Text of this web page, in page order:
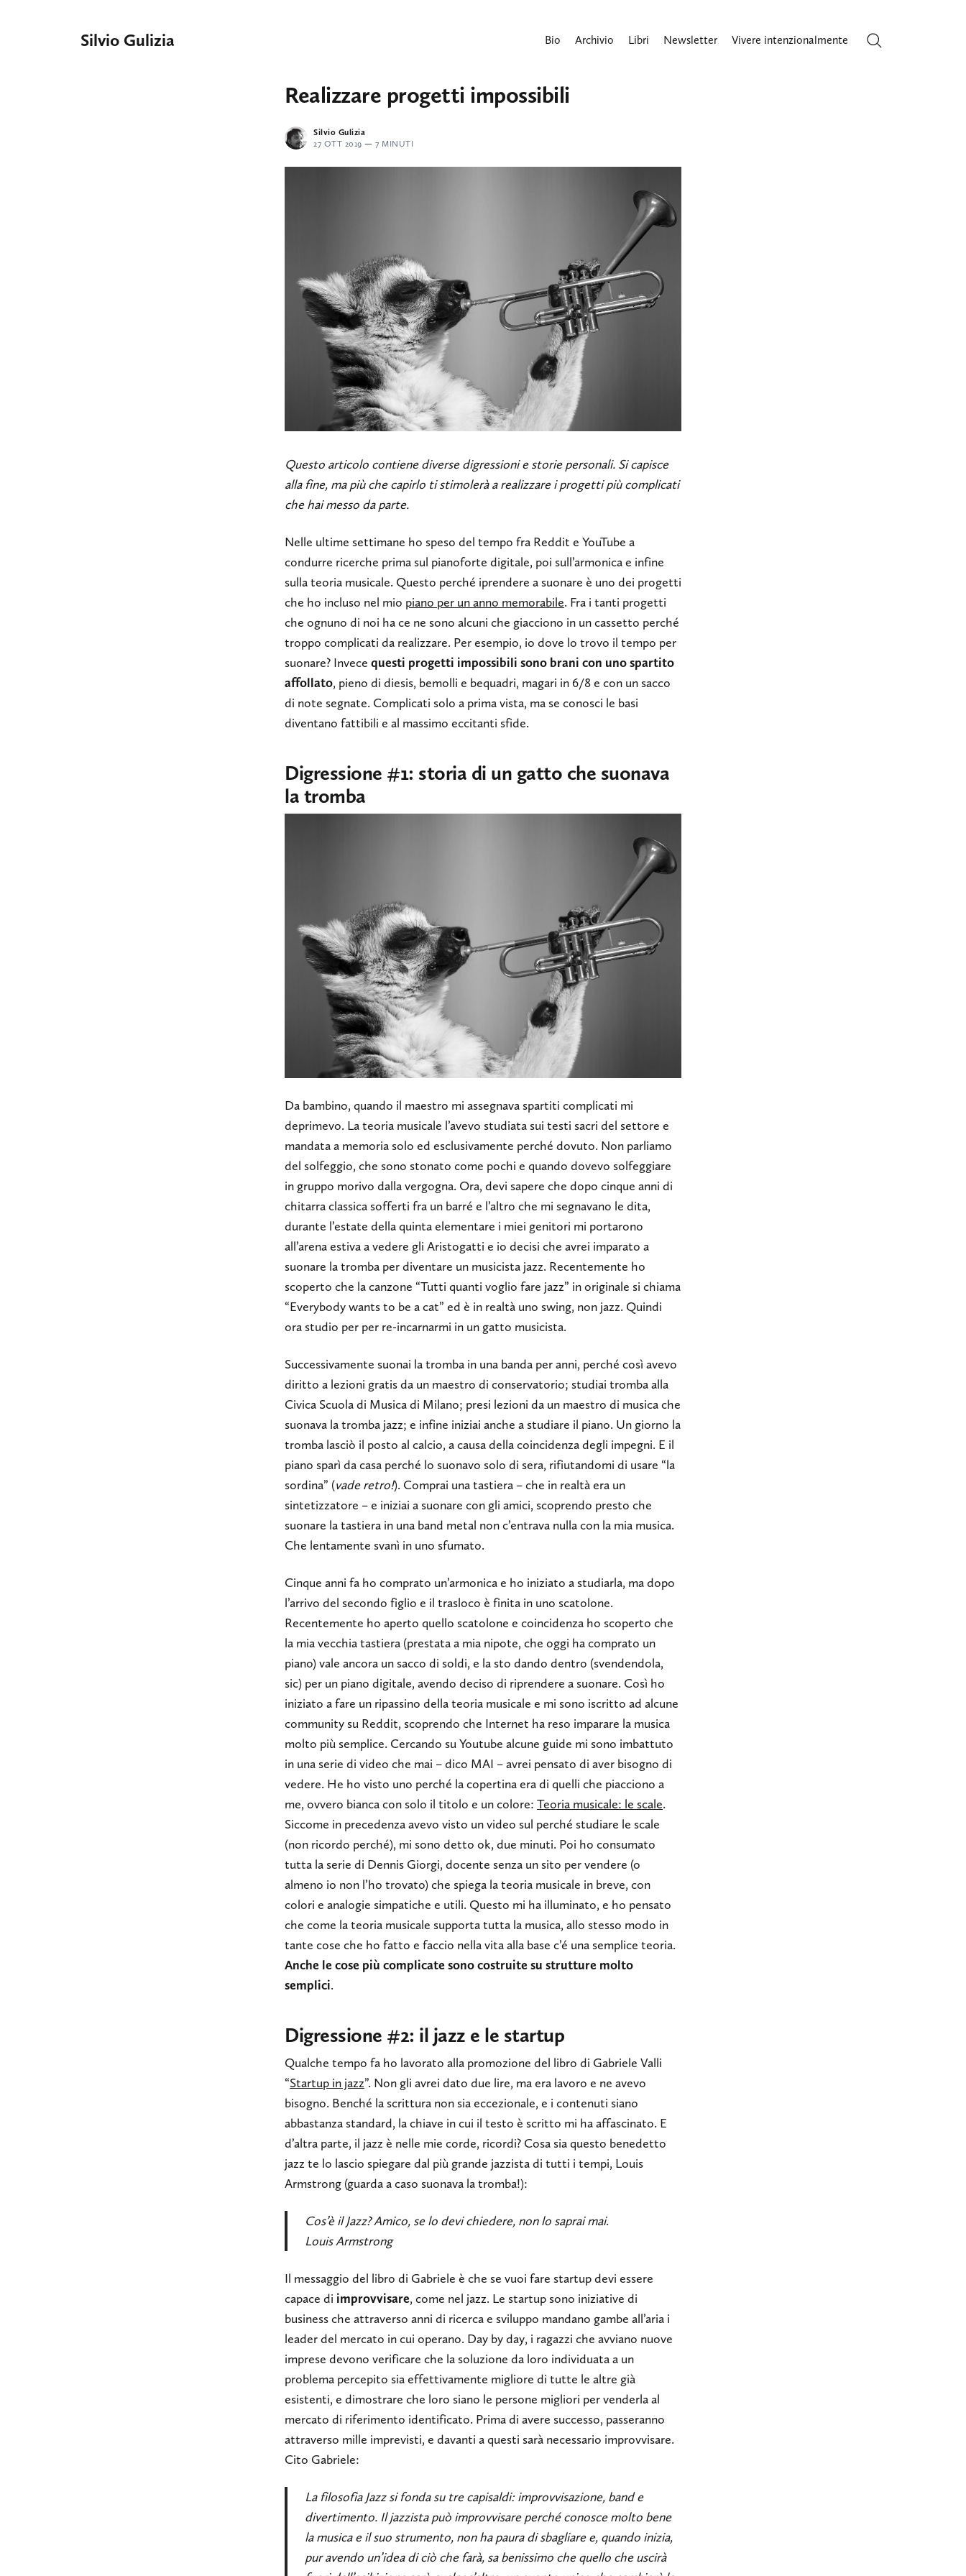
Silvio Gulizia Bio Archivio Libri Newsletter Vivere intenzionalmente
Realizzare progetti impossibili
Silvio Gulizia
27 OTT 2019 — 7 MINUTI
Questo articolo contiene diverse digressioni e storie personali. Si capisce
alla fine, ma più che capirlo ti stimolerà a realizzare i progetti più complicati
che hai messo da parte.
Nelle ultime settimane ho speso del tempo fra Reddit e YouTube a
condurre ricerche prima sul pianoforte digitale, poi sull’armonica e infine
sulla teoria musicale. Questo perché iprendere a suonare è uno dei progetti
che ho incluso nel mio piano per un anno memorabile. Fra i tanti progetti
che ognuno di noi ha ce ne sono alcuni che giacciono in un cassetto perché
troppo complicati da realizzare. Per esempio, io dove lo trovo il tempo per
suonare? Invece questi progetti impossibili sono brani con uno spartito
affollato, pieno di diesis, bemolli e bequadri, magari in 6/8 e con un sacco
di note segnate. Complicati solo a prima vista, ma se conosci le basi
diventano fattibili e al massimo eccitanti sfide.
Digressione #1: storia di un gatto che suonava
la tromba
Da bambino, quando il maestro mi assegnava spartiti complicati mi
deprimevo. La teoria musicale l’avevo studiata sui testi sacri del settore e
mandata a memoria solo ed esclusivamente perché dovuto. Non parliamo
del solfeggio, che sono stonato come pochi e quando dovevo solfeggiare
in gruppo morivo dalla vergogna. Ora, devi sapere che dopo cinque anni di
chitarra classica sofferti fra un barré e l’altro che mi segnavano le dita,
durante l’estate della quinta elementare i miei genitori mi portarono
all’arena estiva a vedere gli Aristogatti e io decisi che avrei imparato a
suonare la tromba per diventare un musicista jazz. Recentemente ho
scoperto che la canzone “Tutti quanti voglio fare jazz” in originale si chiama
“Everybody wants to be a cat” ed è in realtà uno swing, non jazz. Quindi
ora studio per per re-incarnarmi in un gatto musicista.
Successivamente suonai la tromba in una banda per anni, perché così avevo
diritto a lezioni gratis da un maestro di conservatorio; studiai tromba alla
Civica Scuola di Musica di Milano; presi lezioni da un maestro di musica che
suonava la tromba jazz; e infine iniziai anche a studiare il piano. Un giorno la
tromba lasciò il posto al calcio, a causa della coincidenza degli impegni. E il
piano sparì da casa perché lo suonavo solo di sera, rifiutandomi di usare “la
sordina” (vade retro!). Comprai una tastiera – che in realtà era un
sintetizzatore – e iniziai a suonare con gli amici, scoprendo presto che
suonare la tastiera in una band metal non c’entrava nulla con la mia musica.
Che lentamente svanì in uno sfumato.
Cinque anni fa ho comprato un’armonica e ho iniziato a studiarla, ma dopo
l’arrivo del secondo figlio e il trasloco è finita in uno scatolone.
Recentemente ho aperto quello scatolone e coincidenza ho scoperto che
la mia vecchia tastiera (prestata a mia nipote, che oggi ha comprato un
piano) vale ancora un sacco di soldi, e la sto dando dentro (svendendola,
sic) per un piano digitale, avendo deciso di riprendere a suonare. Così ho
iniziato a fare un ripassino della teoria musicale e mi sono iscritto ad alcune
community su Reddit, scoprendo che Internet ha reso imparare la musica
molto più semplice. Cercando su Youtube alcune guide mi sono imbattuto
in una serie di video che mai – dico MAI – avrei pensato di aver bisogno di
vedere. He ho visto uno perché la copertina era di quelli che piacciono a
me, ovvero bianca con solo il titolo e un colore: Teoria musicale: le scale.
Siccome in precedenza avevo visto un video sul perché studiare le scale
(non ricordo perché), mi sono detto ok, due minuti. Poi ho consumato
tutta la serie di Dennis Giorgi, docente senza un sito per vendere (o
almeno io non l’ho trovato) che spiega la teoria musicale in breve, con
colori e analogie simpatiche e utili. Questo mi ha illuminato, e ho pensato
che come la teoria musicale supporta tutta la musica, allo stesso modo in
tante cose che ho fatto e faccio nella vita alla base c’é una semplice teoria.
Anche le cose più complicate sono costruite su strutture molto
semplici.
Digressione #2: il jazz e le startup
Qualche tempo fa ho lavorato alla promozione del libro di Gabriele Valli
“Startup in jazz”. Non gli avrei dato due lire, ma era lavoro e ne avevo
bisogno. Benché la scrittura non sia eccezionale, e i contenuti siano
abbastanza standard, la chiave in cui il testo è scritto mi ha affascinato. E
d’altra parte, il jazz è nelle mie corde, ricordi? Cosa sia questo benedetto
jazz te lo lascio spiegare dal più grande jazzista di tutti i tempi, Louis
Armstrong (guarda a caso suonava la tromba!):
Cos’è il Jazz? Amico, se lo devi chiedere, non lo saprai mai.
Louis Armstrong
Il messaggio del libro di Gabriele è che se vuoi fare startup devi essere
capace di improvvisare, come nel jazz. Le startup sono iniziative di
business che attraverso anni di ricerca e sviluppo mandano gambe all’aria i
leader del mercato in cui operano. Day by day, i ragazzi che avviano nuove
imprese devono verificare che la soluzione da loro individuata a un
problema percepito sia effettivamente migliore di tutte le altre già
esistenti, e dimostrare che loro siano le persone migliori per venderla al
mercato di riferimento identificato. Prima di avere successo, passeranno
attraverso mille imprevisti, e davanti a questi sarà necessario improvvisare.
Cito Gabriele:
La filosofia Jazz si fonda su tre capisaldi: improvvisazione, band e
divertimento. Il jazzista può improvvisare perché conosce molto bene
la musica e il suo strumento, non ha paura di sbagliare e, quando inizia,
pur avendo un’idea di ciò che farà, sa benissimo che quello che uscirà